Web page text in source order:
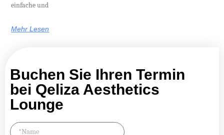
einfache und
Mehr Lesen
Buchen Sie Ihren Termin
bei Qeliza Aesthetics
Lounge